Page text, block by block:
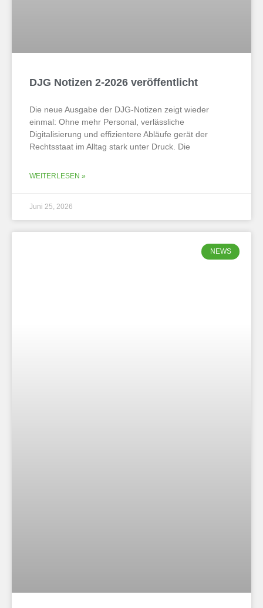
DJG Notizen 2-2026 veröffentlicht
Die neue Ausgabe der DJG-Notizen zeigt wieder
einmal: Ohne mehr Personal, verlässliche
Digitalisierung und effizientere Abläufe gerät der
Rechtsstaat im Alltag stark unter Druck. Die
WEITERLESEN »
Juni 25, 2026
NEWS